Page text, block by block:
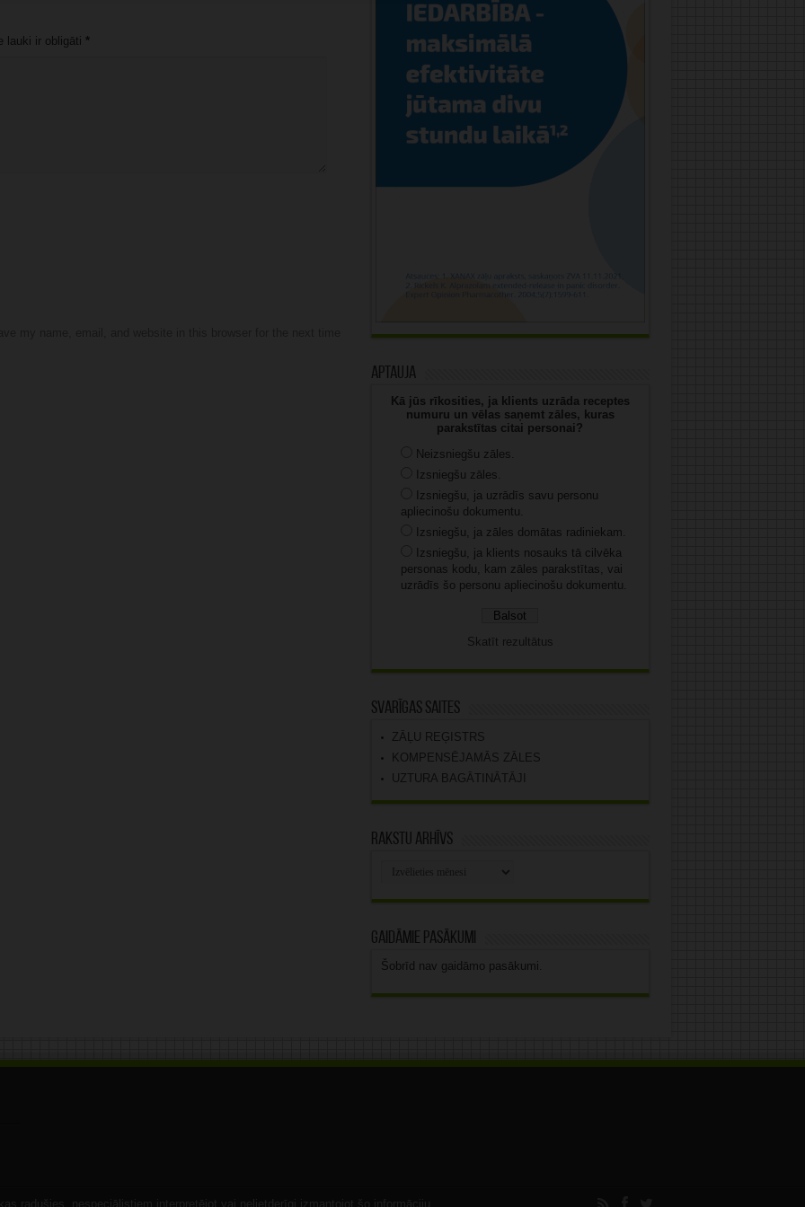
lauki ir obligāti *
Aptauja
Kā jūs rīkosities, ja klients uzrāda receptes
numuru un vēlas saņemt zāles, kuras
parakstītas citai personai?
Neizsniegšu zāles.
Izsniegšu zāles.
Izsniegšu, ja uzrādīs savu personu
apliecinošu dokumentu.
Izsniegšu, ja zāles domātas radiniekam.
Izsniegšu, ja klients nosauks tā cilvēka
personas kodu, kam zāles parakstītas, vai
uzrādīs šo personu apliecinošu dokumentu.
Skatīt rezultātus
Svarīgas saites
ZĀĻU REĢISTRS
KOMPENSĒJAMĀS ZĀLES
UZTURA BAGĀTINĀTĀJI
Rakstu arhīvs
Gaidāmie pasākumi
Šobrīd nav gaidāmo pasākumi.
radušies, nespeciālistiem interpretējot vai nelietderīgi izmantojot šo informāciju.